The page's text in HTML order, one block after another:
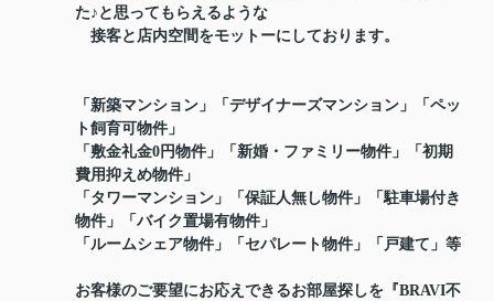
た♪と思ってもらえるような
接客と店内空間をモットーにしております。
「新築マンション」「デザイナーズマンション」「ペッ
ト飼育可物件」
「敷金礼金0円物件」「新婚・ファミリー物件」「初期
費用抑えめ物件」
「タワーマンション」「保証人無し物件」「駐車場付き
物件」「バイク置場有物件」
「ルームシェア物件」「セパレート物件」「戸建て」等
お客様のご要望にお応えできるお部屋探しを『BRAVI不